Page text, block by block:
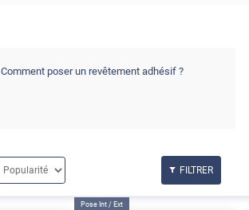
Comment poser un revêtement adhésif ?
FILTRER
Pose Int / Ext